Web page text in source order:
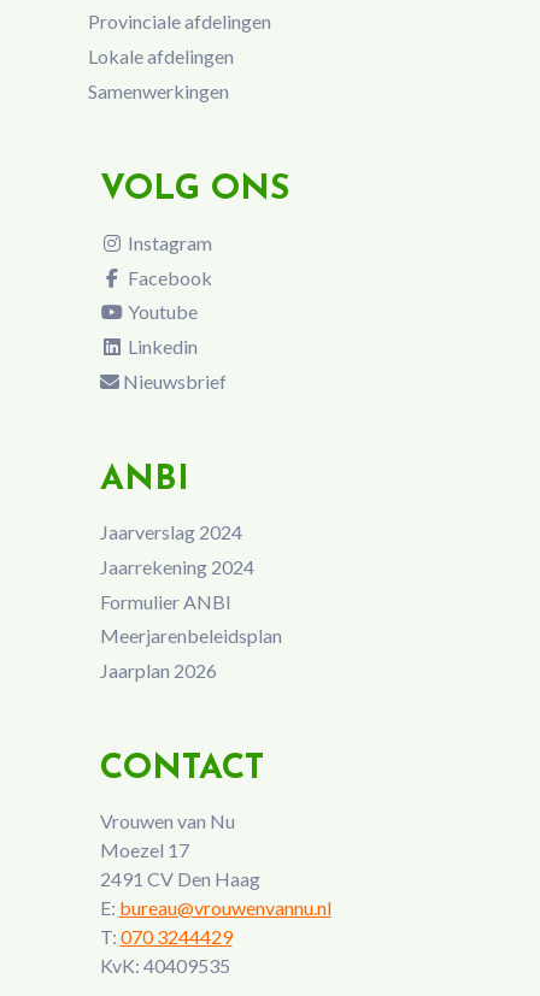
Provinciale afdelingen
Lokale afdelingen
Samenwerkingen
VOLG ONS
Instagram
Facebook
Youtube
Linkedin
Nieuwsbrief
ANBI
Jaarverslag 2024
Jaarrekening 2024
Formulier ANBI
Meerjarenbeleidsplan
Jaarplan 2026
CONTACT
Vrouwen van Nu
Moezel 17
2491 CV Den Haag
E: bureau@vrouwenvannu.nl
T: 070 3244429
KvK: 40409535